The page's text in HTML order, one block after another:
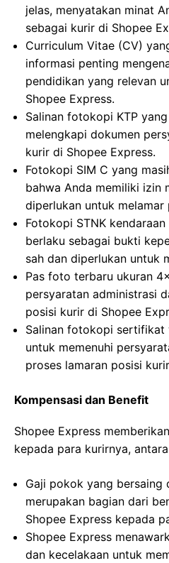
jelas, menyatakan minat
sebagai kurir di Shopee
Curriculum Vitae (CV)
informasi penting
pendidikan yang relevan
Shopee Express.
Salinan fotokopi KTP
melengkapi dokumen
kurir di Shopee Express.
Fotokopi SIM C yang
bahwa Anda memiliki izin
diperlukan untuk melamar
Fotokopi STNK
berlaku sebagai bukti
sah dan diperlukan untuk
Pas foto terbaru ukuran
persyaratan administrasi
posisi kurir di Shopee
Salinan fotokopi sertifikat
untuk memenuhi
proses lamaran posisi
Kompensasi dan Benefit
Shopee Express
kepada para kurirnya,
Gaji pokok yang bersaing
merupakan bagian dari
Shopee Express kepada
Shopee Express
dan kecelakaan untuk